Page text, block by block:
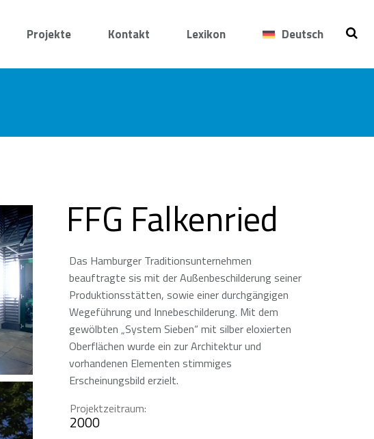
Projekte Kontakt Lexikon Deutsch
FFG Falkenried
Das Hamburger Traditionsunternehmen
beauftragte sis mit der Außenbeschilderung seiner
Produktionsstätten, sowie einer durchgängigen
Wegeführung und Innebeschilderung. Mit dem
gewölbten „System Sieben“ mit silber eloxierten
Oberflächen wurde ein zur Architektur und
vorhandenen Elementen stimmiges
Erscheinungsbild erzielt.
Projektzeitraum:
2000